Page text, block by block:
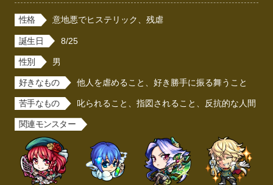
性格 意地悪でヒステリック、残虐
誕生日 8/25
性別 男
好きなもの 他人を虐めること、好き勝手に振る舞うこと
苦手なもの 叱られること、指図されること、反抗的な人間
関連モンスター